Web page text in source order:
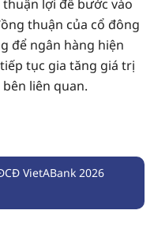
lợi để bước vào
thuận của cổ đông
để ngân hàng hiện
tục gia tăng giá trị
liên quan.
VietABank 2026